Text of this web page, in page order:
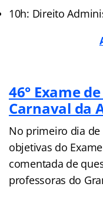
10h: Direito
46° Exame
Carnaval da
No primeiro dia de
objetivas do
comentada de
professoras do